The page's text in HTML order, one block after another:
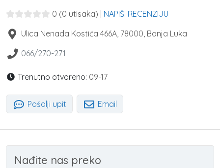
0 (0 utisaka) | NAPIŠI RECENZIJU
Ulica Nenada Kostića 466A, 78000 Banja Luka
066/270-271
Trenutno otvoreno: 09-17
Pošalji upit Email
Nađite nas preko